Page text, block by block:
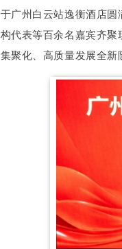
于广州白云站逸衡酒店
构代表等百余名嘉宾齐
集聚化、高质量发展全新